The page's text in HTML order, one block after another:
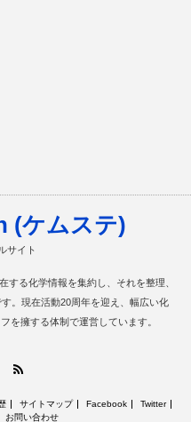
(ケムステ)
サイト
する化学情報を集約し、それを整理、
。現在活動20周年を迎え、幅広い化
を擁する体制で運営しています。
Facebook
サイトマップ Facebook
Twitter
お問い合わせ